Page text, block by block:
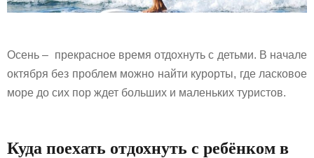
Осень – прекрасное время отдохнуть с детьми. В начале
октября без проблем можно найти курорты, где ласковое
море до сих пор ждет больших и маленьких туристов.
Куда поехать отдохнуть с ребёнком в